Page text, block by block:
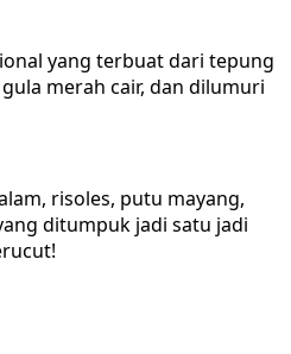
yang terbuat dari tepung
merah cair, dan dilumuri
risoles, putu mayang,
ditumpuk jadi satu jadi